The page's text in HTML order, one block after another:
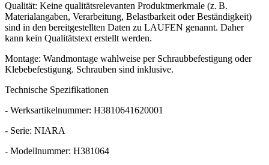
Qualität: Keine qualitätsrelevanten Produktmerkmale (z. B.
Materialangaben, Verarbeitung, Belastbarkeit oder Beständigkeit)
sind in den bereitgestellten Daten zu LAUFEN genannt. Daher
kann kein Qualitätstext erstellt werden.
Montage: Wandmontage wahlweise per Schraubbefestigung oder
Klebebefestigung. Schrauben sind inklusive.
Technische Spezifikationen
- Werksartikelnummer: H3810641620001
- Serie: NIARA
- Modellnummer: H381064